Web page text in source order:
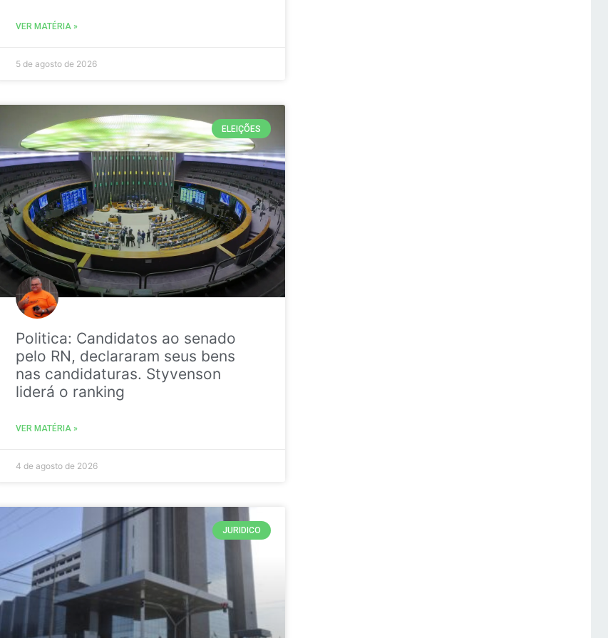
VER MATÉRIA »
5 de agosto de 2026
ELEIÇÕES
Politica: Candidatos ao senado
pelo RN, declararam seus bens
nas candidaturas. Styvenson
liderá o ranking
VER MATÉRIA »
4 de agosto de 2026
JURIDICO